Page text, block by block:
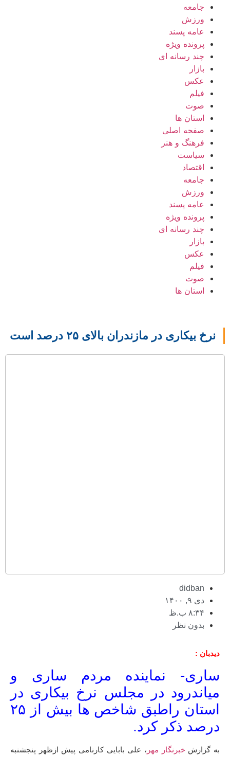
جامعه
ورزش
عامه پسند
پرونده ویژه
چند رسانه ای
بازار
عکس
فیلم
صوت
استان ها
صفحه اصلی
فرهنگ و هنر
سیاست
اقتصاد
جامعه
ورزش
عامه پسند
پرونده ویژه
چند رسانه ای
بازار
عکس
فیلم
صوت
استان ها
نرخ بیکاری در مازندران بالای ۲۵ درصد است
didban
دی ۹, ۱۴۰۰
۸:۳۴ ب.ظ
بدون نظر
دیدبان :
ساری- نماینده مردم ساری و
میاندرود در مجلس نرخ بیکاری در
استان راطبق شاخص ها بیش از ۲۵
درصد ذکر کرد.
به گزارش خبرنگار مهر، علی بابایی کارنامی پیش ازظهر پنجشنبه